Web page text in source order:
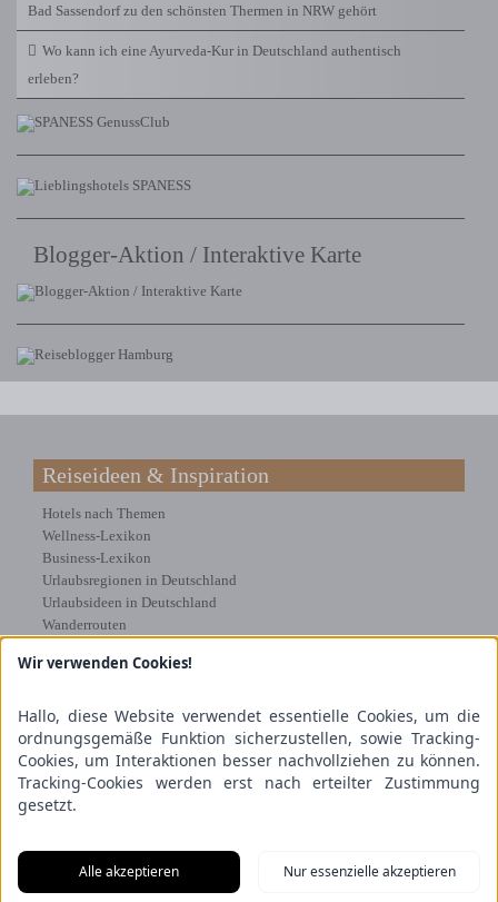
Bad Sassendorf zu den schönsten Thermen in NRW gehört
Wo kann ich eine Ayurveda-Kur in Deutschland authentisch
erleben?
Blogger-Aktion / Interaktive Karte
Reiseideen & Inspiration
Hotels nach Themen
Wellness-Lexikon
Business-Lexikon
Urlaubsregionen in Deutschland
Urlaubsideen in Deutschland
Wanderrouten
Kooperation & Zusammenarbeit
Kundenbereich
Presse
Über uns
Kooperation/Zusammenarbeit
Service/Partner
Rechtliches
Wir verwenden Cookies!
Hallo, diese Website verwendet essentielle Cookies, um die
ordnungsgemäße Funktion sicherzustellen, sowie Tracking-
Cookies, um Interaktionen besser nachvollziehen zu können.
Tracking-Cookies werden erst nach erteilter Zustimmung
gesetzt.
Alle akzeptieren Nur essenzielle akzeptieren